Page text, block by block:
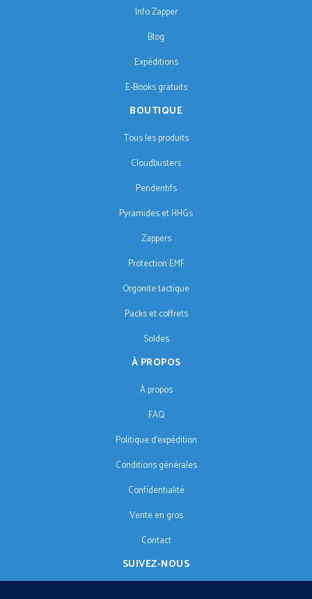
Info Zapper
Blog
Expéditions
E-Books gratuits
BOUTIQUE
Tous les produits
Cloudbusters
Pendentifs
Pyramides et HHGs
Zappers
Protection EMF
Orgonite tactique
Packs et coffrets
Soldes
À PROPOS
À propos
FAQ
Politique d'expédition
Conditions générales
Confidentialité
Vente en gros
Contact
SUIVEZ-NOUS